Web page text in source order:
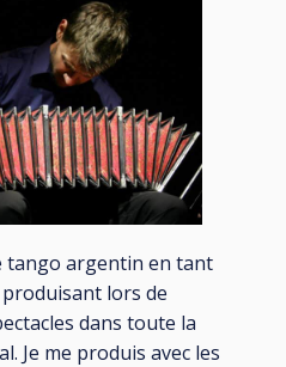
tango argentin en tant
lors de
dans toute la
Je me produis avec les